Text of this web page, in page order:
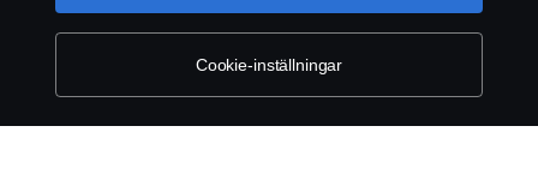
Gotlands län
Skicka
© Copyright Scania 2026. Scania Sverige AB, Box
900, 127 29 Stockholm, Telefon: 010-706 60 00
Cookie-inställningar